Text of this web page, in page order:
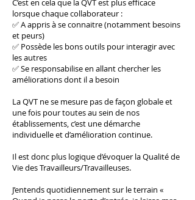
C’est en cela que la QVT est plus efficace
lorsque chaque collaborateur :
✅ A appris à se connaitre (notamment besoins
et peurs)
✅ Possède les bons outils pour interagir avec
les autres
✅ Se responsabilise en allant chercher les
améliorations dont il a besoin
La QVT ne se mesure pas de façon globale et
une fois pour toutes au sein de nos
établissements, c’est une démarche
individuelle et d’amélioration continue.
Il est donc plus logique d’évoquer la Qualité de
Vie des Travailleurs/Travailleuses.
J’entends quotidiennement sur le terrain «